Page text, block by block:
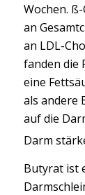
Wochen.
an
an LDL-
fanden die
eine
als andere
auf die
Darm
Butyrat ist